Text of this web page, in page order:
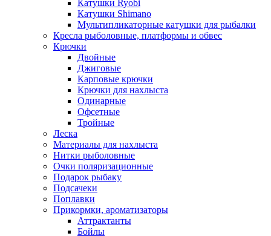
Катушки Ryobi
Катушки Shimano
Мультипликаторные катушки для рыбалки
Кресла рыболовные, платформы и обвес
Крючки
Двойные
Джиговые
Карповые крючки
Крючки для нахлыста
Одинарные
Офсетные
Тройные
Леска
Материалы для нахлыста
Нитки рыболовные
Очки поляризационные
Подарок рыбаку
Подсачеки
Поплавки
Прикормки, ароматизаторы
Аттрактанты
Бойлы